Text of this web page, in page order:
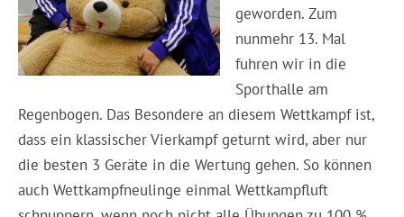
geworden. Zum
nunmehr 13. Mal
fuhren wir in die
Sporthalle am
Regenbogen. Das Besondere an diesem Wettkampf ist,
dass ein klassischer Vierkampf geturnt wird, aber nur
die besten 3 Geräte in die Wertung gehen. So können
auch Wettkampfneulinge einmal Wettkampfluft